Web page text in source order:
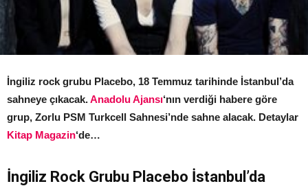
İngiliz rock grubu Placebo, 18 Temmuz tarihinde İstanbul’da
sahneye çıkacak.Anadolu Ajansı‘nın verdiği habere göre
grup, Zorlu PSM Turkcell Sahnesi’nde sahne alacak. Detaylar
Kitap Magazin‘de…
İngiliz Rock Grubu Placebo İstanbul’da